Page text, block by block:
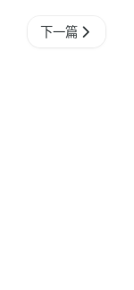
下一篇